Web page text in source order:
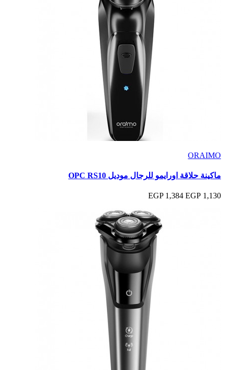
ORAIMO
ماكينة حلاقة اورايمو للرجال موديل OPC RS10
1,130 EGP
1,384 EGP